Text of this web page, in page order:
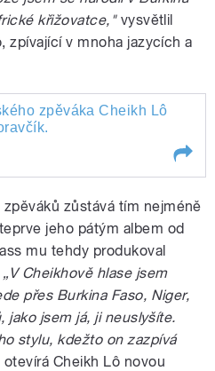
křižovatce,"vysvětlil
zpívající v mnoha jazycích a
zpěváka Cheikh Lô
zpěváka Cheikh Lô
zůstává tím nejméně
jeho pátým albem od
mu tehdy produkoval
„V Cheikhově hlase jsem
přes Burkina Faso, Niger,
jako jsem já, ji neuslyšíte.
stylu, kdežto on zazpívá
Cheikh Lô novou